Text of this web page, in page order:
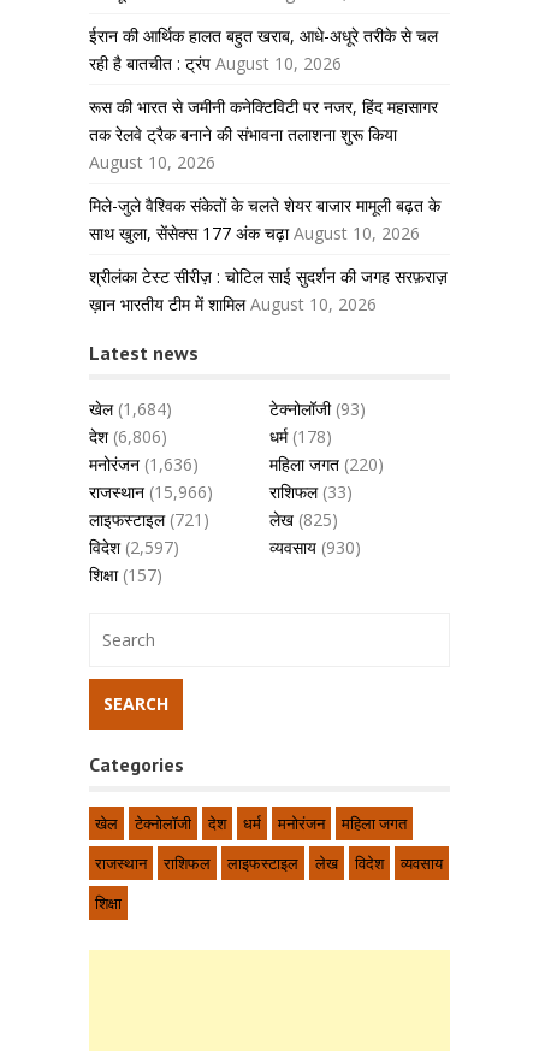
ईरान की आर्थिक हालत बहुत खराब, आधे-अधूरे तरीके से चल
रही है बातचीत : ट्रंप August 10, 2026
रूस की भारत से जमीनी कनेक्टिविटी पर नजर, हिंद महासागर
तक रेलवे ट्रैक बनाने की संभावना तलाशना शुरू किया
August 10, 2026
मिले-जुले वैश्विक संकेतों के चलते शेयर बाजार मामूली बढ़त के
साथ खुला, सेंसेक्स 177 अंक चढ़ा August 10, 2026
श्रीलंका टेस्ट सीरीज़ : चोटिल साई सुदर्शन की जगह सरफ़राज़
ख़ान भारतीय टीम में शामिल August 10, 2026
Latest news
खेल(1,684) टेक्नोलॉजी(93)
देश(6,806) धर्म(178)
मनोरंजन (1,636) महिला जगत (220)
राजस्थान (15,966) राशिफल(33)
लाइफस्टाइल(721) लेख (825)
विदेश(2,597) व्यवसाय (930)
शिक्षा(157)
Categories
खेल टेक्नोलॉजी देश धर्म मनोरंजन
महिला जगत
राजस्थान
राशिफल लाइफस्टाइल लेख विदेश
व्यवसाय
शिक्षा